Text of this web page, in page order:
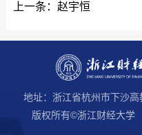
上一条： 赵宇恒
地址：浙江省杭州市下沙
版权所有©浙江财经大学